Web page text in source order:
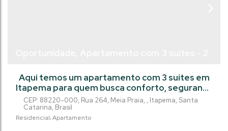
Residencial Apartamento
CEP: 88220-000, Rua 264, Meia Praia , Itapema, Santa
Catarina, Brasil
Aqui temos um apartamento com 3 suítes em
Itapema para quem busca conforto, segurança
e um investimento sólido. Planta bem
distribuída, com living integrado, excelente
iluminação natural e varanda gourmet com